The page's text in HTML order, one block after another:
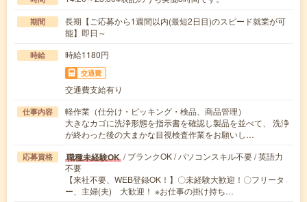
期間
長期【ご応募から1週間以内(最短2日目)のスピード就業が可
能】即日～
時給 時給1180円
交通費
交通費支給有り
仕事内容
軽作業（仕分け・ピッキング・検品、商品管理）
大きなカゴに洗浄形態を指示書を確認し製品を並べて、 洗浄
が終わった後の大まかな目視検査作業をお願いし…
応募資格 職種未経験OK / ブランクOK / パソコンスキル不要 / 英語力
不要
【来社不要、WEB登録OK！】〇未経験大歓迎！〇フリータ
ー、主婦(夫) 大歓迎！ ※お仕事の掛け持ち…